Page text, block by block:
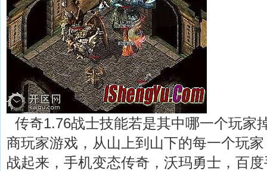
传奇1.76战士技能若是其中哪一个玩家
商玩家游戏，从山上到山下的每一个玩
战起来，手机变态传奇，沃玛勇士，百